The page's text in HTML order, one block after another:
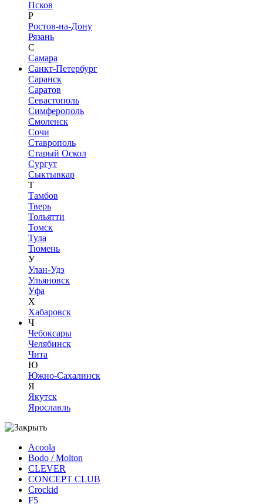
Псков
Р
Ростов-на-Дону
Рязань
С
Самара
Санкт-Петербург
Саранск
Саратов
Севастополь
Симферополь
Смоленск
Сочи
Ставрополь
Старый Оскол
Сургут
Сыктывкар
Т
Тамбов
Тверь
Тольятти
Томск
Тула
Тюмень
У
Улан-Удэ
Ульяновск
Уфа
Х
Хабаровск
Ч
Чебоксары
Челябинск
Чита
Ю
Южно-Сахалинск
Я
Якутск
Ярославль
Acoola
Bodo / Moiton
CLEVER
CONCEPT CLUB
Crockid
F5